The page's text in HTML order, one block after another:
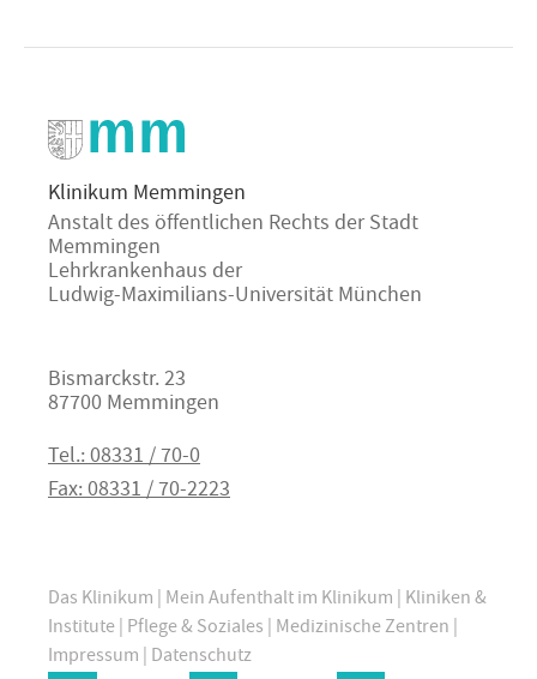
Klinikum Memmingen
Anstalt des öffentlichen Rechts der Stadt
Memmingen
Lehrkrankenhaus der
Ludwig-Maximilians-Universität München
Bismarckstr. 23
87700 Memmingen
Tel.: 08331 / 70-0
Fax: 08331 / 70-2223
Das Klinikum Mein Aufenthalt im Klinikum Kliniken &
Institute Pflege & Soziales Medizinische Zentren
Impressum Datenschutz